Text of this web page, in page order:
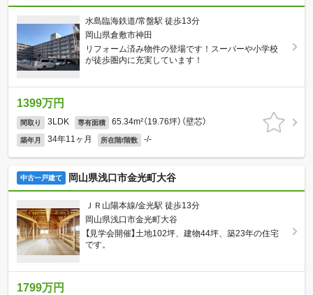
水島臨海鉄道/常盤駅 徒歩13分
岡山県倉敷市神田
リフォーム済み物件の登場です！スーパーや小学校
が徒歩圏内に充実しています！
1399万円
間取り 3LDK 専有面積 65.34m²（19.76坪）（壁芯）
築年月 34年11ヶ月 所在階/階数 -/-
中古一戸建て 岡山県浅口市金光町大谷
ＪＲ山陽本線/金光駅 徒歩13分
岡山県浅口市金光町大谷
【見学会開催】土地102坪、建物44坪、築23年の住宅
です。
1799万円